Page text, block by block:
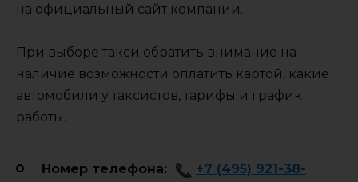
на официальный сайт компании.
При выборе такси обратить внимание на
наличие возможности оплатить картой, какие
автомобили у таксистов, тарифы и график
работы.
Номер телефона:
+7 (495) 921-38-